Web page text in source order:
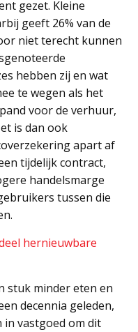
gezet. Kleine
geeft 26% van de
niet terecht kunnen
hebben zij en wat
te wegen als het
voor de verhuur,
is dan ook
apart af
tijdelijk contract,
handelsmarge
tussen die
hernieuwbare
stuk minder eten en
decennia geleden,
in vastgoed om dit